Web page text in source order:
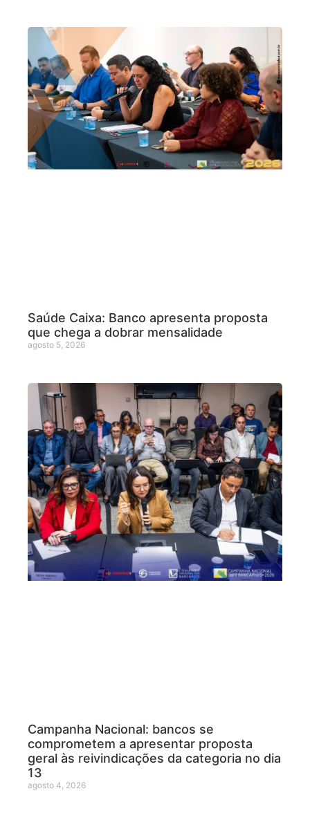
Saúde Caixa: Banco apresenta proposta
que chega a dobrar mensalidade
agosto 5, 2026
Campanha Nacional: bancos se
comprometem a apresentar proposta
geral às reivindicações da categoria no dia
13
agosto 4, 2026